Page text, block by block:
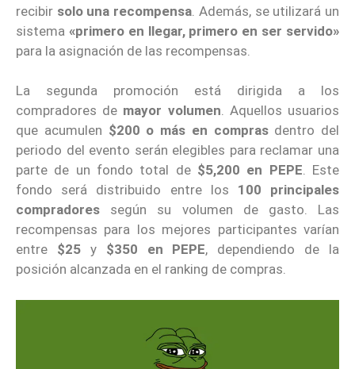
recibir solo una recompensa . Además, se utilizará un
sistema «primero en llegar, primero en ser servido»
para la asignación de las recompensas.
La segunda promoción está dirigida a los
compradores de mayor volumen. Aquellos usuarios
que acumulen $200 o más en comprasdentro del
periodo del evento serán elegibles para reclamar una
parte de un fondo total de $5,200 en PEPE. Este
fondo será distribuido entre los 100 principales
compradores según su volumen de gasto. Las
recompensas para los mejores participantes varían
entre $25y $350 en PEPE, dependiendo de la
posición alcanzada en el ranking de compras.